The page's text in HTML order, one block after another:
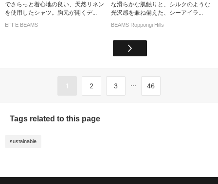
でさらっと着心地の良い、天然リネン
を使用したシャツ。胸元が開くデ...
EFFE BEAMS
な滑らかな肌触りと、シルクのような
光沢感を兼ね備えた、シーアイラ...
BEAMS Roppongi Hills
1 2 3 ... 46
Tags related to this page
sustainable